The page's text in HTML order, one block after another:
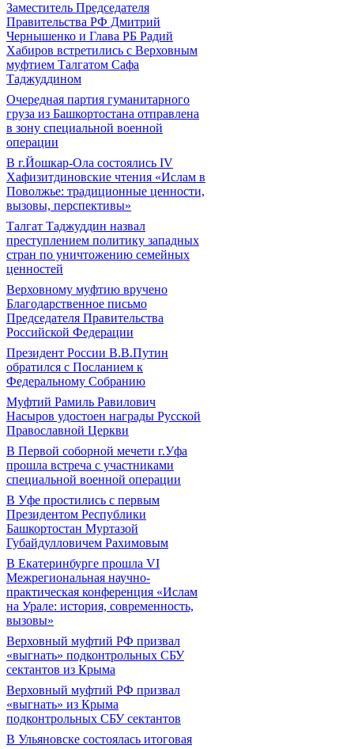
Заместитель Председателя
Правительства РФ Дмитрий
Чернышенко и Глава РБ Радий
Хабиров встретились с Верховным
муфтием Талгатом Сафа
Таджуддином
Очередная партия гуманитарного
груза из Башкортостана отправлена
в зону специальной военной
операции
В г.Йошкар-Ола состоялись IV
Хафизитдиновские чтения «Ислам в
Поволжье: традиционные ценности,
вызовы, перспективы»
Талгат Таджуддин назвал
преступлением политику западных
стран по уничтожению семейных
ценностей
Верховному муфтию вручено
Благодарственное письмо
Председателя Правительства
Российской Федерации
Президент России В.В.Путин
обратился с Посланием к
Федеральному Собранию
Муфтий Рамиль Равилович
Насыров удостоен награды Русской
Православной Церкви
В Первой соборной мечети г.Уфа
прошла встреча с участниками
специальной военной операции
В Уфе простились с первым
Президентом Республики
Башкортостан Муртазой
Губайдулловичем Рахимовым
В Екатеринбурге прошла VI
Межрегиональная научно-
практическая конференция «Ислам
на Урале: история, современность,
вызовы»
Верховный муфтий РФ призвал
«выгнать» подконтрольных СБУ
сектантов из Крыма
Верховный муфтий РФ призвал
«выгнать» из Крыма
подконтрольных СБУ сектантов
В Ульяновске состоялась итоговая